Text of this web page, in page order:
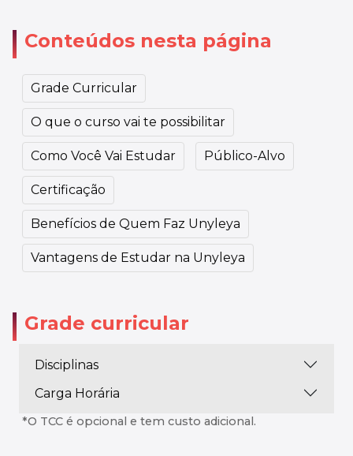
Conteúdos nesta página
Grade Curricular
O que o curso vai te possibilitar
Como Você Vai Estudar Público-Alvo
Certificação
Benefícios de Quem Faz Unyleya
Vantagens de Estudar na Unyleya
Grade curricular
Disciplinas
Carga Horária
*O TCC é opcional e tem custo adicional.